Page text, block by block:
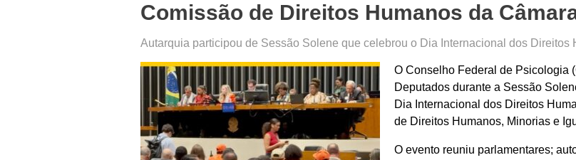
Comissão de Direitos Humanos da
Autarquia participou de Sessão Solene que celebrou o Dia Internacional dos Direitos
O Conselho Federal de Psicologia
Deputados durante a Sessão
Dia Internacional dos Direitos
de Direitos Humanos, Minorias e
O evento reuniu parlamentares;